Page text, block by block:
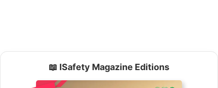
📖 ISafety Magazine Editions